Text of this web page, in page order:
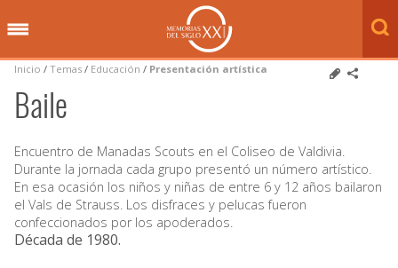
Inicio / Temas / Educación / Presentación artística
Baile
Encuentro de Manadas Scouts en el Coliseo de Valdivia.
Durante la jornada cada grupo presentó un número artístico.
En esa ocasión los niños y niñas de entre 6 y 12 años bailaron
el Vals de Strauss. Los disfraces y pelucas fueron
confeccionados por los apoderados.
Década de 1980.